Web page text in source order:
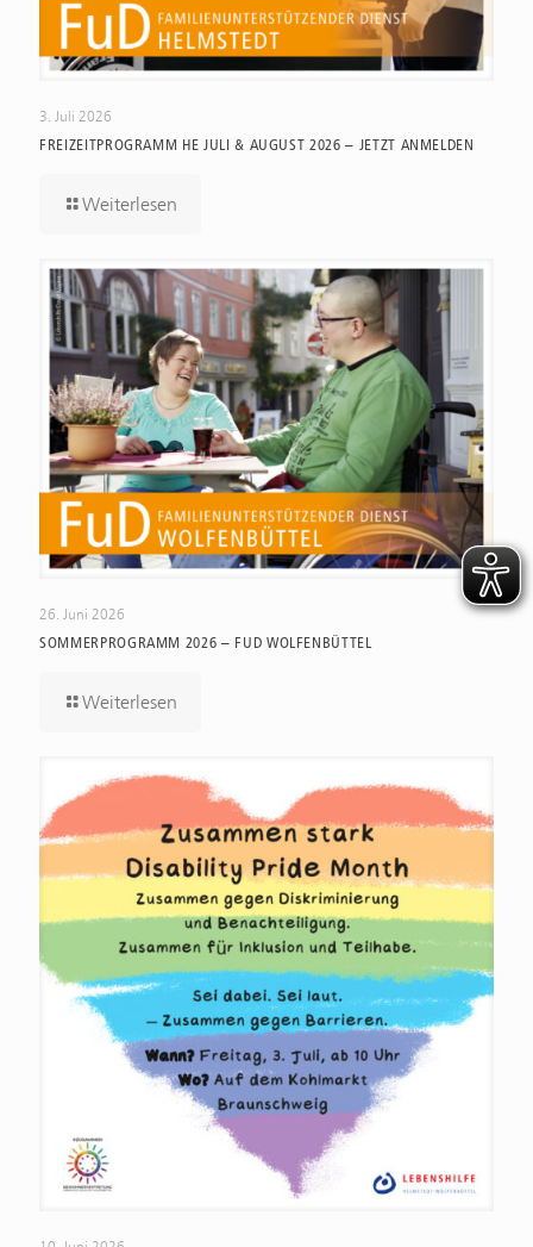
3. Juli 2026
FREIZEITPROGRAMM HE JULI & AUGUST 2026 – JETZT ANMELDEN
Weiterlesen
26. Juni 2026
SOMMERPROGRAMM 2026 – FUD WOLFENBÜTTEL
Weiterlesen